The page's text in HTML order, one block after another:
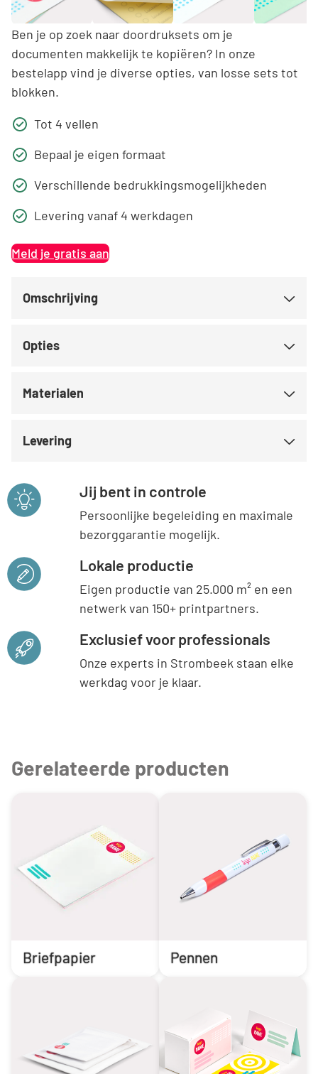
Ben je op zoek naar doordruksets om je
documenten makkelijk te kopiëren? In onze
bestelapp vind je diverse opties, van losse sets tot
blokken.
Tot 4 vellen
Bepaal je eigen formaat
Verschillende bedrukkingsmogelijkheden
Levering vanaf 4 werkdagen
Meld je gratis aan
Omschrijving
Opties
Materialen
Levering
Jij bent in controle
Persoonlijke begeleiding en maximale
bezorggarantie mogelijk.
Lokale productie
Eigen productie van 25.000 m² en een
netwerk van 150+ printpartners.
Exclusief voor professionals
Onze experts in Strombeek staan elke
werkdag voor je klaar.
Gerelateerde producten
Briefpapier Pennen